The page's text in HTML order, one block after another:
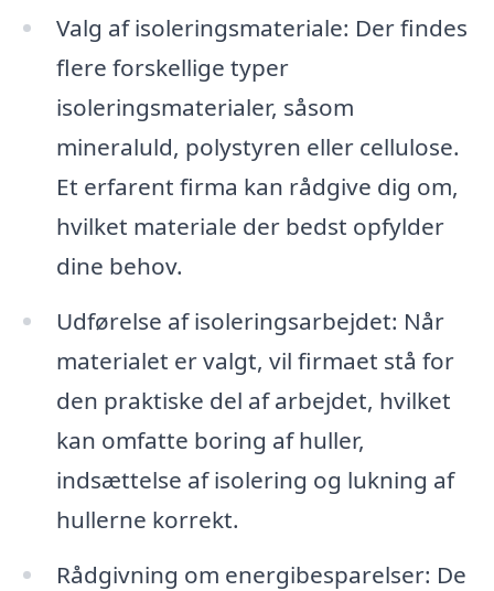
Valg af isoleringsmateriale: Der findes
flere forskellige typer
isoleringsmaterialer, såsom
mineraluld, polystyren eller cellulose.
Et erfarent firma kan rådgive dig om,
hvilket materiale der bedst opfylder
dine behov.
Udførelse af isoleringsarbejdet: Når
materialet er valgt, vil firmaet stå for
den praktiske del af arbejdet, hvilket
kan omfatte boring af huller,
indsættelse af isolering og lukning af
hullerne korrekt.
Rådgivning om energibesparelser: De